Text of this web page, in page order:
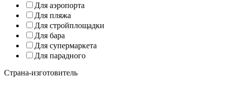
Для аэропорта
Для пляжа
Для стройплощадки
Для бара
Для супермаркета
Для парадного
Страна-изготовитель